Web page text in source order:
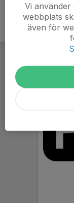
Vi
webbplats
även för